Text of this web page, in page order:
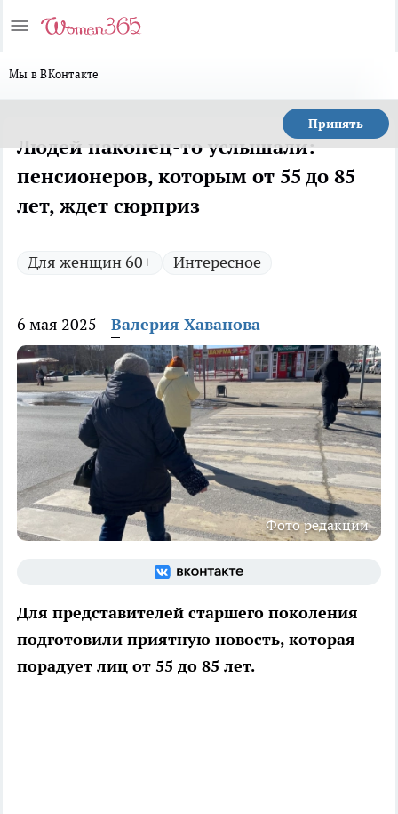
Мы в ВКонтакте
Принять
Людей наконец-то услышали:
пенсионеров, которым от 55 до 85
лет, ждет сюрприз
Для женщин 60+ Интересное
6 мая 2025 Валерия Хаванова
Фото редакции
Для представителей старшего поколения
подготовили приятную новость, которая
порадует лиц от 55 до 85 лет.